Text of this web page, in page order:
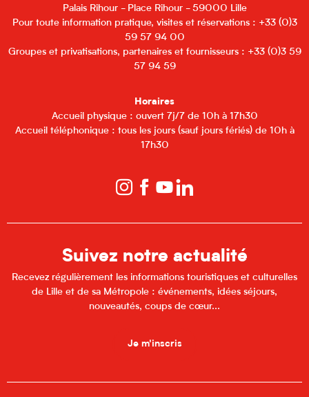
Palais Rihour - Place Rihour - 59000 Lille
Pour toute information pratique, visites et réservations : +33 (0)3
59 57 94 00
Groupes et privatisations, partenaires et fournisseurs : +33 (0)3 59
57 94 59
Horaires
Accueil physique : ouvert 7j/7 de 10h à 17h30
Accueil téléphonique : tous les jours (sauf jours fériés) de 10h à
17h30
Suivez notre actualité
Recevez régulièrement les informations touristiques et culturelles
de Lille et de sa Métropole : événements, idées séjours,
nouveautés, coups de cœur...
Je m'inscris